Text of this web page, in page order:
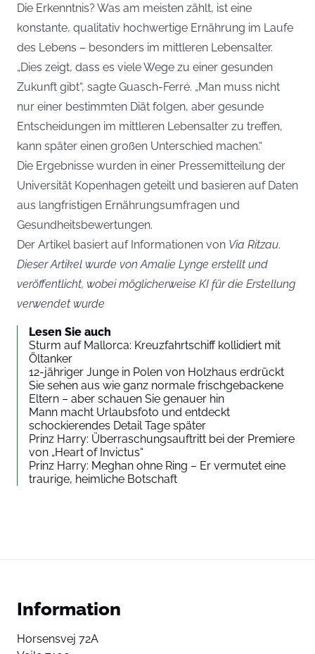
Die Erkenntnis? Was am meisten zählt, ist eine
konstante, qualitativ hochwertige Ernährung im Laufe
des Lebens – besonders im mittleren Lebensalter.
„Dies zeigt, dass es viele Wege zu einer gesunden
Zukunft gibt“, sagte Guasch-Ferré. „Man muss nicht
nur einer bestimmten Diät folgen, aber gesunde
Entscheidungen im mittleren Lebensalter zu treffen,
kann später einen großen Unterschied machen.“
Die Ergebnisse wurden in einer Pressemitteilung der
Universität Kopenhagen geteilt und basieren auf Daten
aus langfristigen Ernährungsumfragen und
Gesundheitsbewertungen.
Der Artikel basiert auf Informationen von Via Ritzau.
Dieser Artikel wurde von Amalie Lynge erstellt und
veröffentlicht, wobei möglicherweise KI für die Erstellung
verwendet wurde
Lesen Sie auch
Sturm auf Mallorca: Kreuzfahrtschiff kollidiert mit
Öltanker
12-jähriger Junge in Polen von Holzhaus erdrückt
Sie sehen aus wie ganz normale frischgebackene
Eltern – aber schauen Sie genauer hin
Mann macht Urlaubsfoto und entdeckt
schockierendes Detail Tage später
Prinz Harry: Überraschungsauftritt bei der Premiere
von „Heart of Invictus“
Prinz Harry: Meghan ohne Ring – Er vermutet eine
traurige, heimliche Botschaft
Information
Horsensvej 72A